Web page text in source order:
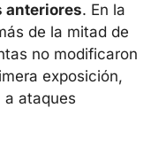
en
esto
de los
modificaron
exposición,